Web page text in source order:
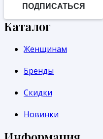
ПОДПИСАТЬСЯ
Каталог
Женщинам
Бренды
Скидки
Новинки